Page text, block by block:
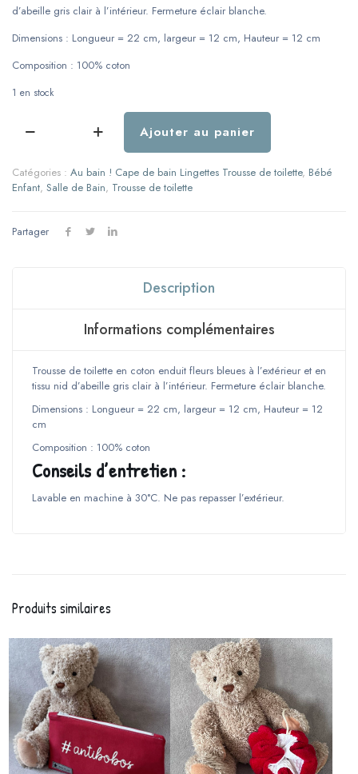
d’abeille gris clair à l’intérieur. Fermeture éclair blanche.
Dimensions : Longueur = 22 cm, largeur = 12 cm, Hauteur = 12 cm
Composition : 100% coton
1 en stock
quantité
Trousse
de
toilette
Modèle
fleurs
Ajouter au panier
Catégories : Au bain ! Cape de bain Lingettes Trousse de toilette, Bébé
Enfant, Salle de Bain, Trousse de toilette
Partager
Description
Informations complémentaires
Trousse de toilette en coton enduit fleurs bleues à l’extérieur et en
tissu nid d’abeille gris clair à l’intérieur. Fermeture éclair blanche.
Dimensions : Longueur = 22 cm, largeur = 12 cm, Hauteur = 12
cm
Composition : 100% coton
Conseils d’entretien :
Lavable en machine à 30°C. Ne pas repasser l’extérieur.
Produits similaires